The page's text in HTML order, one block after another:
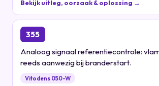
Bekijk uitleg, oorzaak & oplossing →
355
Analoog signaal referentiecontrole:
reeds aanwezig bij branderstart.
Vitodens 050-W